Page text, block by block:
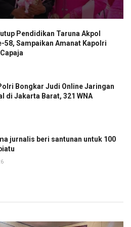
Pendidikan Taruna Akpol
58, Sampaikan Amanat Kapolri
Bongkar Judi Online Jaringan
di Jakarta Barat, 321 WNA
jurnalis beri santunan untuk 100